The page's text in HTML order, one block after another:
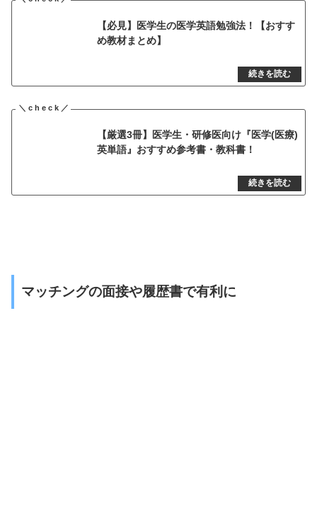
【必見】医学生の医学英語勉強法！【おすす
め教材まとめ】
【厳選3冊】医学生・研修医向け『医学(医療)
英単語』おすすめ参考書・教科書！
マッチングの面接や履歴書で有利に